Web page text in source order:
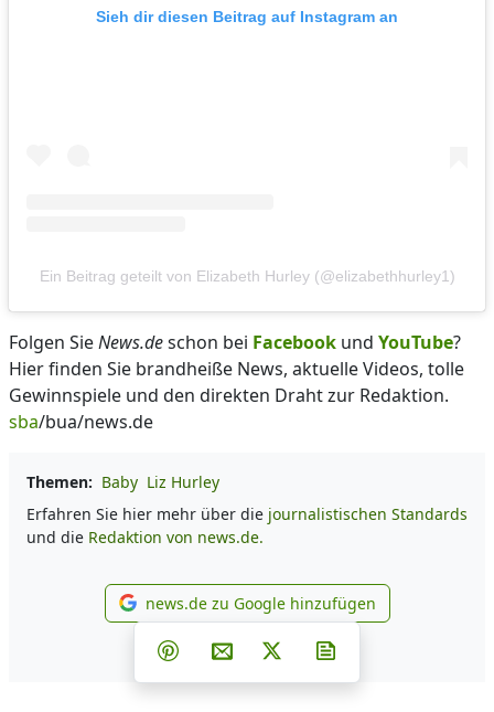
Sieh dir diesen Beitrag auf Instagram an
Ein Beitrag geteilt von Elizabeth Hurley (@elizabethhurley1)
Folgen SieNews.deschon bei Facebook und YouTube?
Hier finden Sie brandheiße News, aktuelle Videos, tolle
Gewinnspiele und den direkten Draht zur Redaktion.
sba/bua/news.de
Themen: Baby Liz Hurley
Erfahren Sie hier mehr über die journalistischen Standards
und die Redaktion von news.de.
news.de zu Google
news.de zu Google hinzufügen
Teilen auf Facebook
Teilen auf Whatsapp
Teilen auf Telegram
Teilen auf Pinterest
Per E-Mail teilen
Post auf X